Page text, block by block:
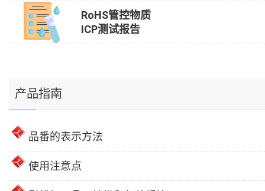
RoHS管控物质
ICP测试报告
产品指南
品番的表示方法
使用注意点